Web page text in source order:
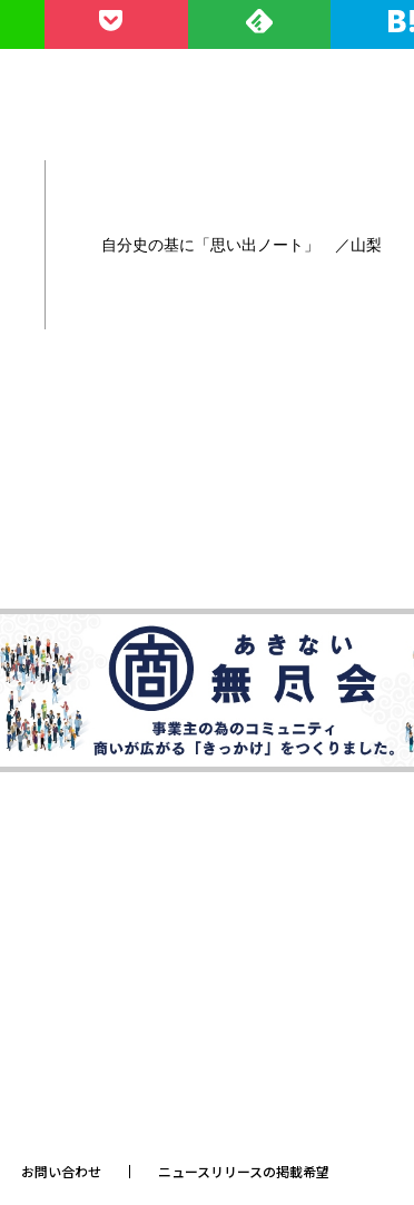
自分史の基に「思い出ノート」 ／山梨
お問い合わせ ニュースリリースの掲載希望